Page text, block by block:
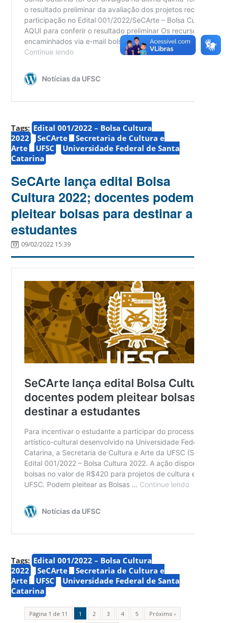
Tags: Edital 001/2022 – Bolsa Cultura
2022
SeCArte
Secretaria de Cultura e
Arte
UFSC
Universidade Federal de Santa
Catarina
SeCArte lança edital Bolsa
Cultura 2022; docentes podem
pleitear bolsas para destinar a
estudantes
09/02/2022 15:39
Tags: Edital 001/2022 – Bolsa Cultura
2022
SeCArte
Secretaria de Cultura e
Arte
UFSC
Universidade Federal de Santa
Catarina
Página 1 de 11 1 2 3 4 5
Próximo ›